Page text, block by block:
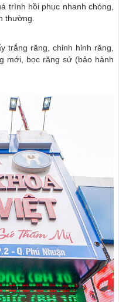
trình hồi phục nhanh chóng,
thường.
trắng răng, chỉnh hỉnh răng,
mới, bọc răng sứ (bảo hành